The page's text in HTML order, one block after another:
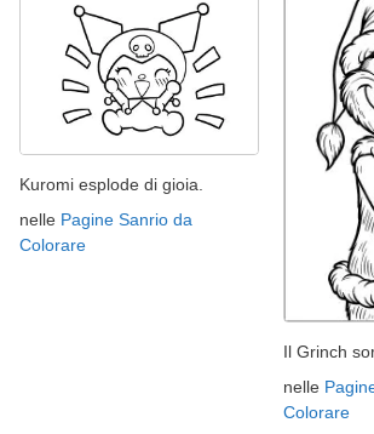
Kuromi esplode di gioia.
nelle Pagine Sanrio da
Colorare
Il Grinch
nelle
Colorare